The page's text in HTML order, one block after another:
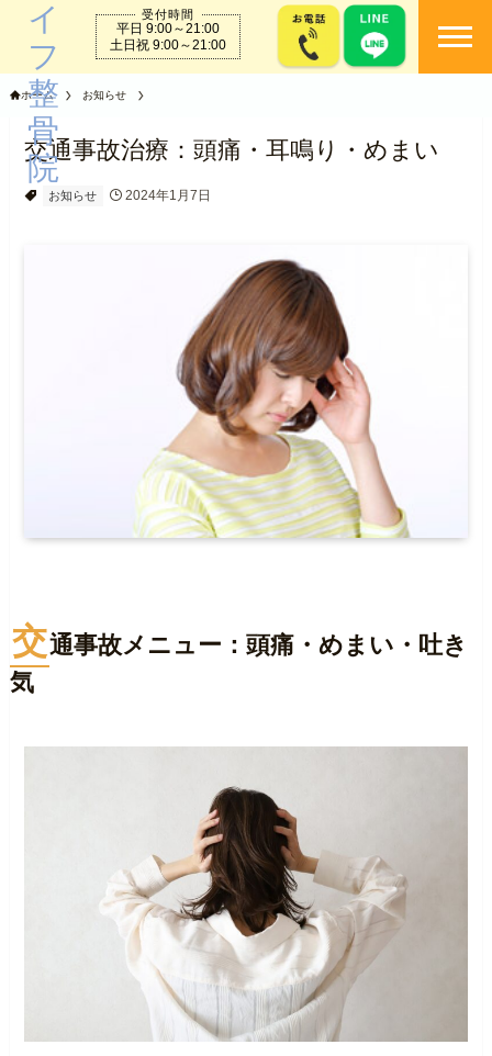
受付時間
平日 9:00～21:00
土日祝 9:00～21:00
ホーム お知らせ
交通事故治療：頭痛・耳鳴り・めまい
お知らせ 2024年1月7日
交通事故メニュー：頭痛・めまい・吐き
気